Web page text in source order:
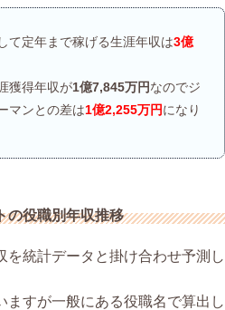
て定年まで稼げる生涯年収は3億
獲得年収が1億7,845万円なのでジ
マンとの差は1億2,255万円になり
の役職別年収推移
を統計データと掛け合わせ予測し
すが一般にある役職名で算出し